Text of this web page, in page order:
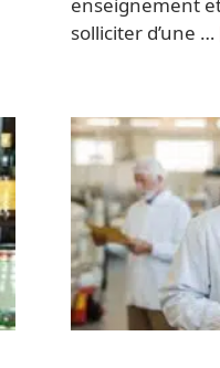
solliciter d’une …